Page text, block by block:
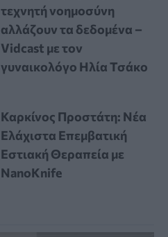
τεχνητή νοημοσύνη
αλλάζουν τα δεδομένα –
Vidcast με τον
γυναικολόγο Ηλία Τσάκο
Καρκίνος Προστάτη: Νέα
Ελάχιστα Επεμβατική
Εστιακή Θεραπεία με
NanoKnife